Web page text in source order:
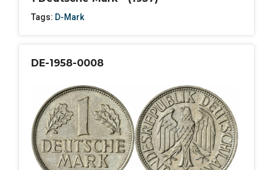
Tags: D-Mark
DE-1958-0008